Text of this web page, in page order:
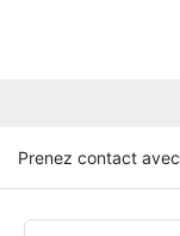
Prenez contact